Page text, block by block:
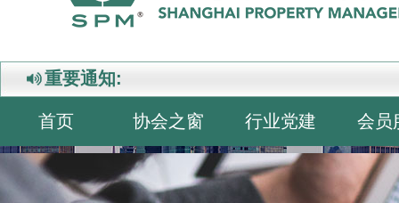
重要通知:
首页 协会之窗 行业党建 会员